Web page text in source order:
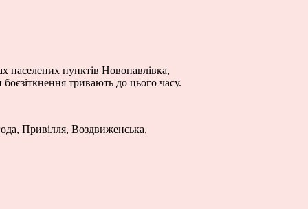
населених пунктів Новопавлівка,
тривають до цього часу.
Привілля, Воздвиженська,